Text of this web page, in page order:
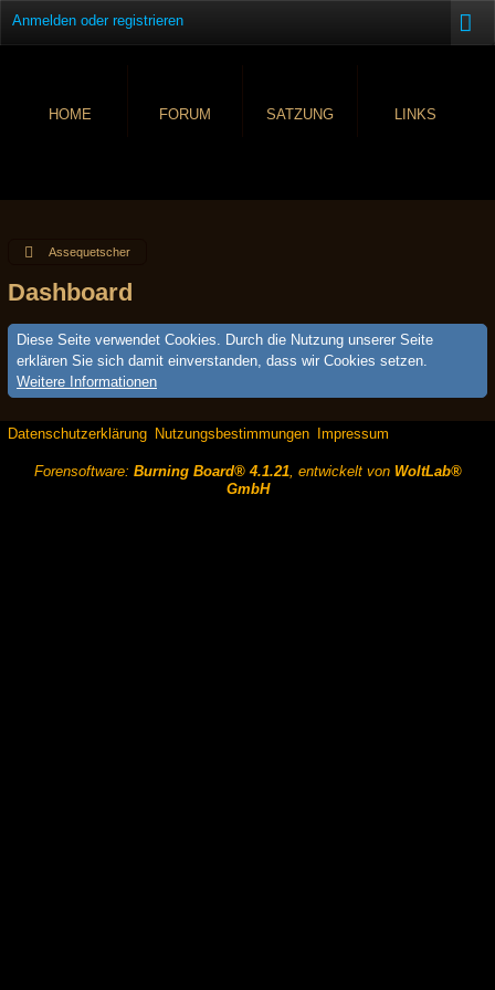
Anmelden oder registrieren
HOME FORUM SATZUNG LINKS
Assequetscher
Dashboard
Diese Seite verwendet Cookies. Durch die Nutzung unserer Seite
erklären Sie sich damit einverstanden, dass wir Cookies setzen.
Weitere Informationen
Datenschutzerklärung Nutzungsbestimmungen Impressum
Forensoftware: Burning Board® 4.1.21, entwickelt von WoltLab®
GmbH